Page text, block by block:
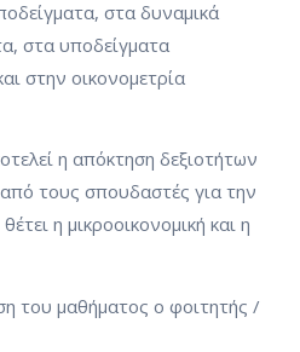
στα δυναμικά
στα υποδείγματα
στην οικονομετρία
η απόκτηση δεξιοτήτων
τους σπουδαστές για την
η μικροοικονομική και η
του μαθήματος ο φοιτητής /